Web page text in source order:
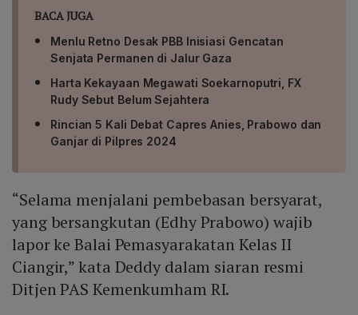
BACA JUGA
Menlu Retno Desak PBB Inisiasi Gencatan
Senjata Permanen di Jalur Gaza
Harta Kekayaan Megawati Soekarnoputri, FX
Rudy Sebut Belum Sejahtera
Rincian 5 Kali Debat Capres Anies, Prabowo dan
Ganjar di Pilpres 2024
“Selama menjalani pembebasan bersyarat,
yang bersangkutan (Edhy Prabowo) wajib
lapor ke Balai Pemasyarakatan Kelas II
Ciangir,” kata Deddy dalam siaran resmi
Ditjen PAS Kemenkumham RI.